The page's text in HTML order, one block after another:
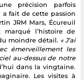
précision parfois
fait de cette passion
JRM Mars, Écureuil
l’histoire de
moindre détail. « J’ai
émerveillement les
au-dessus de notre
dans la vingtaine.
Les visites à